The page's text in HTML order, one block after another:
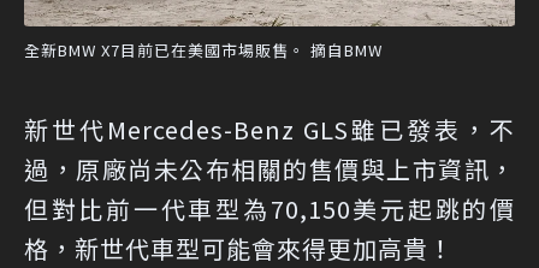
全新BMW X7目前已在美國市場販售。 摘自BMW
新世代Mercedes-Benz GLS雖已發表，不
過，原廠尚未公布相關的售價與上市資訊，
但對比前一代車型為70,150美元起跳的價
格，新世代車型可能會來得更加高貴！